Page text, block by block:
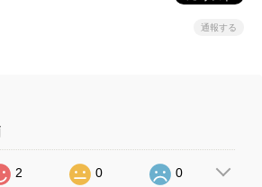
通報する
2 0 0